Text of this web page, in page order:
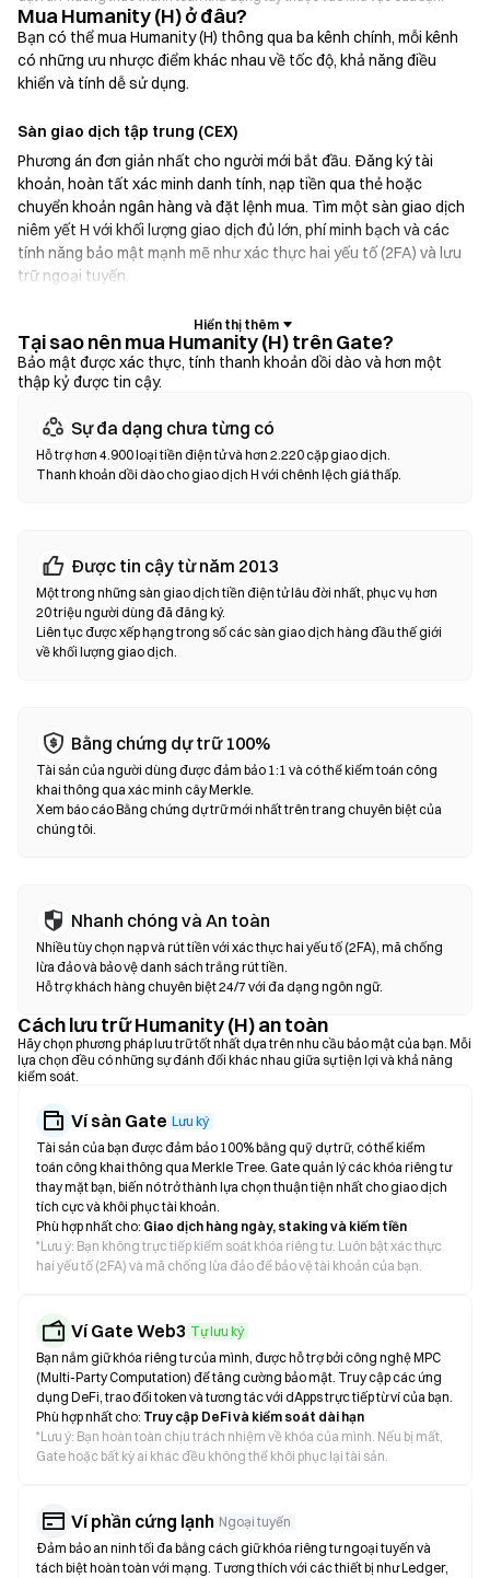
Mua Humanity (H) ở đâu?
Bạn có thể mua Humanity (H) thông qua ba kênh chính, mỗi kênh
có những ưu nhược điểm khác nhau về tốc độ, khả năng điều
khiển và tính dễ sử dụng.
Sàn giao dịch tập trung (CEX)
Phương án đơn giản nhất cho người mới bắt đầu. Đăng ký tài
khoản, hoàn tất xác minh danh tính, nạp tiền qua thẻ hoặc
chuyển khoản ngân hàng và đặt lệnh mua. Tìm một sàn giao dịch
niêm yết H với khối lượng giao dịch đủ lớn, phí minh bạch và các
tính năng bảo mật mạnh mẽ như xác thực hai yếu tố (2FA) và lưu
trữ ngoại tuyến.
Ví tiền điện tử
Dành cho người dùng ưu tiên tự quản lý tài sản. Ví không lưu ký
cho phép bạn giữ khóa riêng tư của mình và hoán đổi token trực
cho phép bạn mua H bằng thẻ tín dụng mà không cần thông qua
sàn giao dịch trước. Luôn sao lưu cụm từ hạt giống và xác minh
địa chỉ hợp đồng trước khi xác nhận bất kỳ giao dịch nào.
Giao dịch trực tiếp giữa người dùng với nhau mà không cần trung
gian. DEX sử dụng hợp đồng thông minh để thực hiện các giao
dịch hoán đổi trên chuỗi—không cần đăng ký hoặc xác minh danh
tính. Kết nối ví tương thích, chọn cặp token, thiết lập mức độ
trượt giá và xác nhận giao dịch. Lưu ý rằng phí gas sẽ được áp
Tại sao nên mua Humanity (H) trên Gate?
Bảo mật được xác thực, tính thanh khoản dồi dào và hơn một
thập kỷ được tin cậy.
Sự đa dạng chưa từng có
Hỗ trợ hơn 4.900 loại tiền điện tử và hơn 2.220 cặp giao dịch.
Thanh khoản dồi dào cho giao dịch H với chênh lệch giá thấp.
Được tin cậy từ năm 2013
Một trong những sàn giao dịch tiền điện tử lâu đời nhất, phục vụ hơn
20 triệu người dùng đã đăng ký.
Liên tục được xếp hạng trong số các sàn giao dịch hàng đầu thế giới
về khối lượng giao dịch.
Bằng chứng dự trữ 100%
Tài sản của người dùng được đảm bảo 1:1 và có thể kiểm toán công
khai thông qua xác minh cây Merkle.
Xem báo cáo Bằng chứng dự trữ mới nhất trên trang chuyên biệt của
chúng tôi.
Nhanh chóng và An toàn
Nhiều tùy chọn nạp và rút tiền với xác thực hai yếu tố (2FA), mã chống
lừa đảo và bảo vệ danh sách trắng rút tiền.
Hỗ trợ khách hàng chuyên biệt 24/7 với đa dạng ngôn ngữ.
Cách lưu trữ Humanity (H) an toàn
Hãy chọn phương pháp lưu trữ tốt nhất dựa trên nhu cầu bảo mật của bạn. Mỗi
lựa chọn đều có những sự đánh đổi khác nhau giữa sự tiện lợi và khả năng
kiểm soát.
Ví sàn Gate Lưu ký
Tài sản của bạn được đảm bảo 100% bằng quỹ dự trữ, có thể kiểm
toán công khai thông qua Merkle Tree. Gate quản lý các khóa riêng tư
thay mặt bạn, biến nó trở thành lựa chọn thuận tiện nhất cho giao dịch
tích cực và khôi phục tài khoản.
Phù hợp nhất cho: Giao dịch hàng ngày, staking và kiếm tiền
*Lưu ý: Bạn không trực tiếp kiểm soát khóa riêng tư. Luôn bật xác thực
hai yếu tố (2FA) và mã chống lừa đảo để bảo vệ tài khoản của bạn.
Ví Gate Web3 Tự lưu ký
Bạn nắm giữ khóa riêng tư của mình, được hỗ trợ bởi công nghệ MPC
(Multi-Party Computation) để tăng cường bảo mật. Truy cập các ứng
dụng DeFi, trao đổi token và tương tác với dApps trực tiếp từ ví của bạn.
Phù hợp nhất cho: Truy cập DeFi và kiểm soát dài hạn
*Lưu ý: Bạn hoàn toàn chịu trách nhiệm về khóa của mình. Nếu bị mất,
Gate hoặc bất kỳ ai khác đều không thể khôi phục lại tài sản.
Ví phần cứng lạnh Ngoại tuyến
Đảm bảo an ninh tối đa bằng cách giữ khóa riêng tư ngoại tuyến và
tách biệt hoàn toàn với mạng. Tương thích với các thiết bị như Ledger,